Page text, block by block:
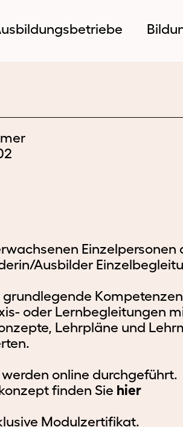
Informationen
Barometer
Neue
Ausbildungsbetriebe
Ansprechpersonen
Einzelpersonen
Ausbilder
grundlegende
oder Lernbegleitungen
Lehrpläne und
werden online durchgeführt.
finden Sie hier
Modulzertifikat.